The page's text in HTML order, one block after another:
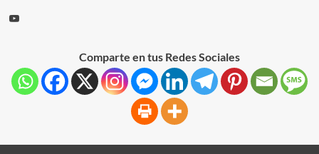
Comparte en tus Redes Sociales